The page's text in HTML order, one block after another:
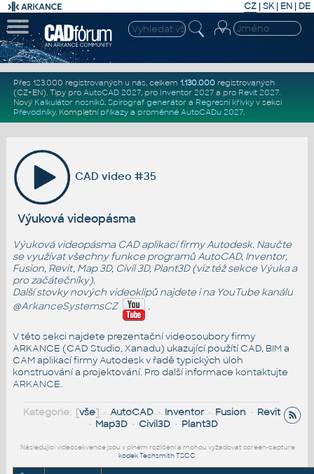
CZ | SK| EN | DE
Přes 123.000 registrovaných u nás, celkem 1.130.000registrovaných
(CZ+EN). Tipy pro AutoCAD 2027, pro Inventor 2027a pro Revit 2027.
Nový Kalkulátor nosníků, Spirograf generátor a Regresní křivkyv sekci
Převodníky. Kompletní příkazya proměnné AutoCADu 2027.
CAD video #35
Výuková videopásma
Výuková videopásma CAD aplikací firmy Autodesk. Naučte
se využívat všechny funkce programů AutoCAD, Inventor,
Fusion, Revit, Map 3D, Civil 3D, Plant3D (viz též sekce Výukaa
pro začátečníky).
Další stovky nových videoklipů najdete i na YouTube kanálu
@ArkanceSystemsCZ
.
V této sekci najdete prezentační videosoubory firmy
ARKANCE (CAD Studio, Xanadu) ukazující použítí CAD, BIM a
CAM aplikací firmy Autodesk v řadě typických úloh
konstruování a projektování. Pro další informace kontaktujte
ARKANCE.
Kategorie: [vše] •AutoCAD•Inventor•Fusion • Revit
• Map3D• Civil3D• Plant3D
Následující videosekvence jsou v plném rozlišení a mohou vyžadovat screen-capture
kodek Techsmith TSCC.